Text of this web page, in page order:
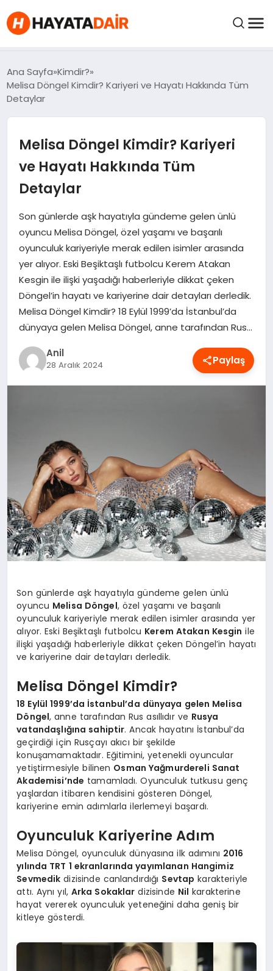
FIYATLAR
HABERLER
İNCELEMELER
KRIPTO PARALAR
KIMDIR?
NEDIR?
OYUN
RÜYA TABIRLERI
SAĞLIK
Ana Sayfa Kimdir?
Melisa Döngel Kimdir? Kariyeri ve Hayatı Hakkında Tüm
Detaylar
Melisa Döngel Kimdir? Kariyeri
ve Hayatı Hakkında Tüm
Detaylar
Son günlerde aşk hayatıyla gündeme gelen ünlü
oyuncu Melisa Döngel, özel yaşamı ve başarılı
oyunculuk kariyeriyle merak edilen isimler arasında
yer alıyor. Eski Beşiktaşlı futbolcu Kerem Atakan
Kesgin ile ilişki yaşadığı haberleriyle dikkat çeken
Döngel’in hayatı ve kariyerine dair detayları derledik.
Melisa Döngel Kimdir? 18 Eylül 1999’da İstanbul’da
dünyaya gelen Melisa Döngel, anne tarafından Rus…
Anil
28 Aralık 2024 Paylaş
Son günlerde aşk hayatıyla gündeme gelen ünlü
oyuncu Melisa Döngel, özel yaşamı ve başarılı
oyunculuk kariyeriyle merak edilen isimler arasında yer
alıyor. Eski Beşiktaşlı futbolcu Kerem Atakan Kesgin ile
ilişki yaşadığı haberleriyle dikkat çeken Döngel’in hayatı
ve kariyerine dair detayları derledik.
Melisa Döngel Kimdir?
18 Eylül 1999’da İstanbul’da dünyaya gelen Melisa
Döngel, anne tarafından Rus asıllıdır ve Rusya
vatandaşlığına sahiptir. Ancak hayatını İstanbul’da
geçirdiği için Rusçayı akıcı bir şekilde
konuşamamaktadır. Eğitimini, yetenekli oyuncular
yetiştirmesiyle bilinen Osman Yağmurdereli Sanat
Akademisi’nde tamamladı. Oyunculuk tutkusu genç
yaşlardan itibaren kendisini gösteren Döngel,
kariyerine emin adımlarla ilerlemeyi başardı.
Oyunculuk Kariyerine Adım
Melisa Döngel, oyunculuk dünyasına ilk adımını 2016
yılında TRT 1 ekranlarında yayımlanan Hangimiz
Sevmedik dizisinde canlandırdığı Sevtap karakteriyle
attı. Aynı yıl, Arka Sokaklar dizisinde Nil karakterine
hayat vererek oyunculuk yeteneğini daha geniş bir
kitleye gösterdi.